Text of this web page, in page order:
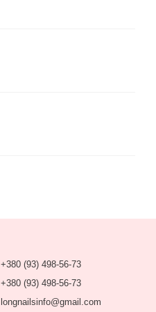
+380 (93) 498-56-73
+380 (93) 498-56-73
longnailsinfo@gmail.com